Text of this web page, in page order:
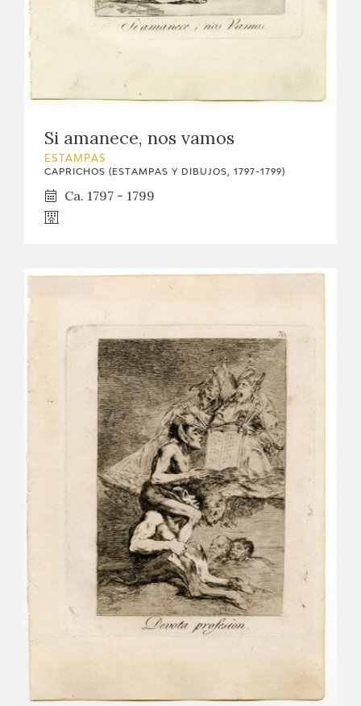
Si amanece, nos vamos
ESTAMPAS
CAPRICHOS (ESTAMPAS Y DIBUJOS, 1797-1799)
Ca. 1797 - 1799